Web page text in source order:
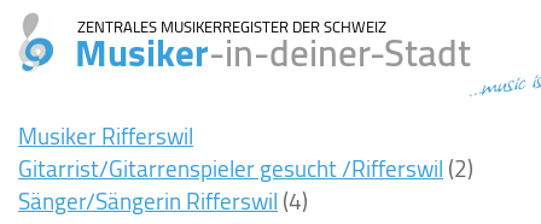
ZENTRALES MUSIKERREGISTER DER SCHWEIZ
Musiker-in-deiner-Stadt...music
Musiker Rifferswil
Gitarrist/Gitarrenspieler gesucht /Rifferswil(2)
Sänger/Sängerin Rifferswil(4)